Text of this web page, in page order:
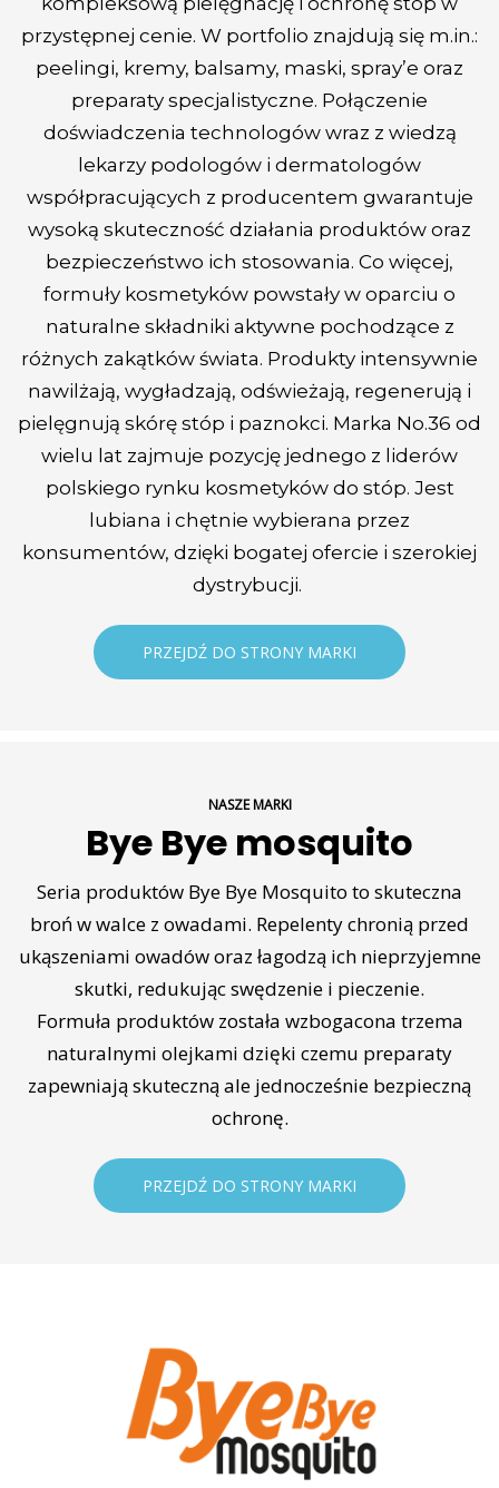
przystępnej cenie. W portfolio znajdują się m.in.:
peelingi, kremy, balsamy, maski, spray’e oraz
preparaty specjalistyczne. Połączenie
doświadczenia technologów wraz z wiedzą
lekarzy podologów i dermatologów
współpracujących z producentem gwarantuje
wysoką skuteczność działania produktów oraz
bezpieczeństwo ich stosowania. Co więcej,
formuły kosmetyków powstały w oparciu o
naturalne składniki aktywne pochodzące z
różnych zakątków świata. Produkty intensywnie
nawilżają, wygładzają, odświeżają, regenerują i
pielęgnują skórę stóp i paznokci. Marka No.36 od
wielu lat zajmuje pozycję jednego z liderów
polskiego rynku kosmetyków do stóp. Jest
lubiana i chętnie wybierana przez
konsumentów, dzięki bogatej ofercie i szerokiej
dystrybucji.
PRZEJDŹ DO STRONY MARKI
NASZE MARKI
Bye Bye mosquito
Seria produktów Bye Bye Mosquito to skuteczna
broń w walce z owadami. Repelenty chronią przed
ukąszeniami owadów oraz łagodzą ich nieprzyjemne
skutki, redukując swędzenie i pieczenie.
Formuła produktów została wzbogacona trzema
naturalnymi olejkami dzięki czemu preparaty
zapewniają skuteczną ale jednocześnie bezpieczną
ochronę.
PRZEJDŹ DO STRONY MARKI